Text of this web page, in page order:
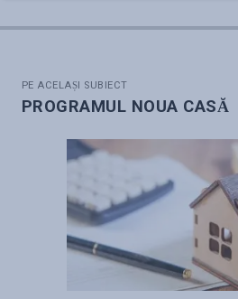
PE ACELAȘI SUBIECT
PROGRAMUL NOUA CASĂ